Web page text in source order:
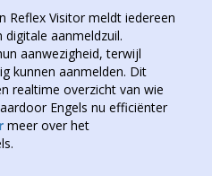
Reflex Visitor meldt iedereen
digitale aanmeldzuil.
aanwezigheid, terwijl
kunnen aanmelden. Dit
realtime overzicht van wie
Engels nu efficiënter
meer over het